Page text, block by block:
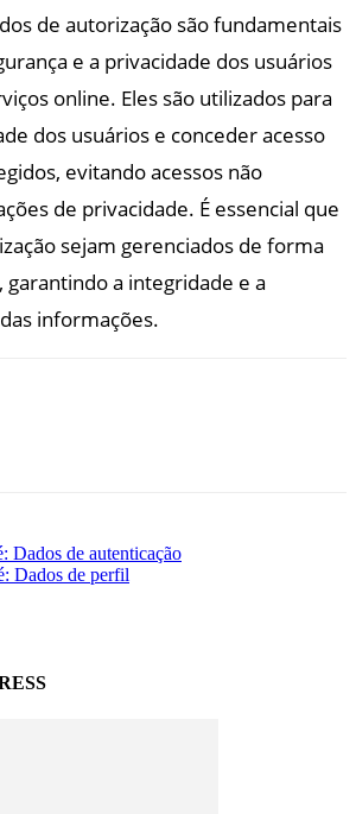
de autorização são fundamentais
e a privacidade dos usuários
online. Eles são utilizados para
dos usuários e conceder acesso
evitando acessos não
de privacidade. É essencial que
sejam gerenciados de forma
garantindo a integridade e a
informações.
Dados de autenticação
Dados de perfil